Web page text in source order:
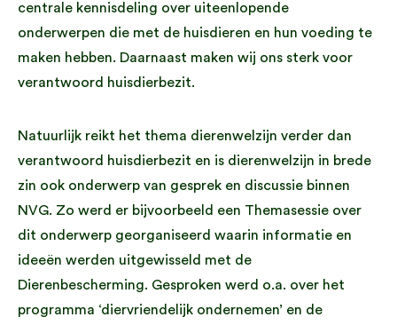
centrale kennisdeling over uiteenlopende
onderwerpen die met de huisdieren en hun voeding te
maken hebben. Daarnaast maken wij ons sterk voor
verantwoord huisdierbezit.
Natuurlijk reikt het thema dierenwelzijn verder dan
verantwoord huisdierbezit en is dierenwelzijn in brede
zin ook onderwerp van gesprek en discussie binnen
NVG. Zo werd er bijvoorbeeld een Themasessie over
dit onderwerp georganiseerd waarin informatie en
ideeën werden uitgewisseld met de
Dierenbescherming. Gesproken werd o.a. over het
programma ‘diervriendelijk ondernemen’ en de